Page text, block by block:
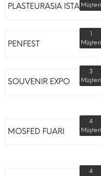
PLASTEURASIA ISTANBUL
Müşteri
PENFEST
1
Müşteri
SOUVENIR EXPO
3
Müşteri
MOSFED FUARI
4
Müşteri
4